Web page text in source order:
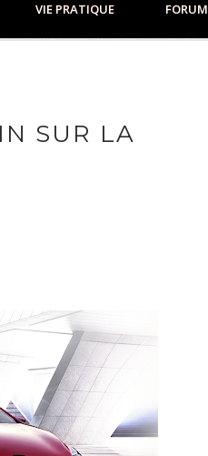
VIE PRATIQUE FORUM
SUR LA